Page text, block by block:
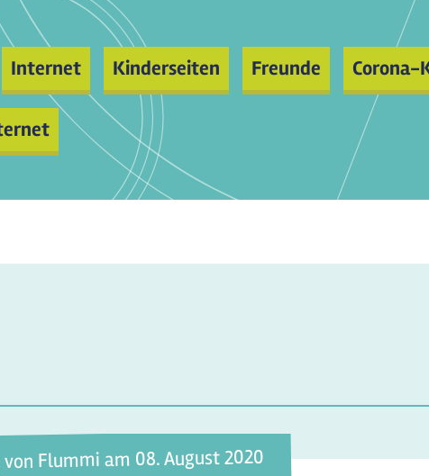
Internet Kinderseiten Freunde Corona-
Flummi am 08. August 2020